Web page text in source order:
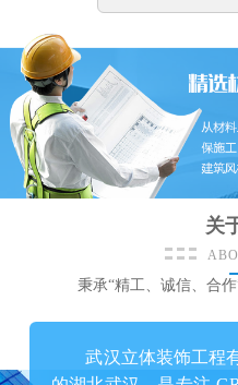
关
秉承“精工、诚信、合
武汉立体装饰工程